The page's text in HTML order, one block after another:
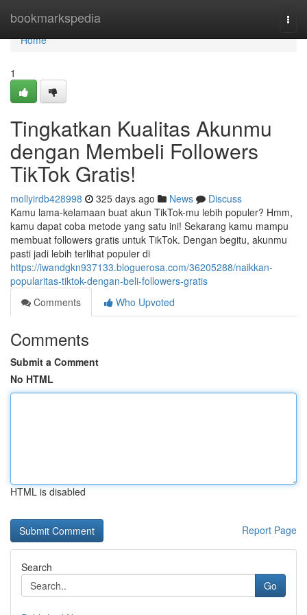
bookmarkspedia
Home
Home
1
Tingkatkan Kualitas Akunmu
dengan Membeli Followers
TikTok Gratis!
mollyirdb428998 325 days ago News
Discuss
Kamu lama-kelamaan buat akun TikTok-mu lebih populer? Hmm,
kamu dapat coba metode yang satu ini! Sekarang kamu mampu
membuat followers gratis untuk TikTok. Dengan begitu, akunmu
pasti jadi lebih terlihat populer di
https://iwandgkn937133.bloguerosa.com/36205288/naikkan-
popularitas-tiktok-dengan-beli-followers-gratis
Comments
Who Upvoted
Comments
Submit a Comment
No HTML
HTML is disabled
Report Page
Search
Go